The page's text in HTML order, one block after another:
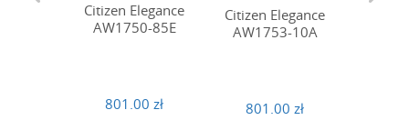
Citizen Elegance
AW1750-85E
801.00 zł
Citizen Elegance
AW1753-10A
801.00 zł